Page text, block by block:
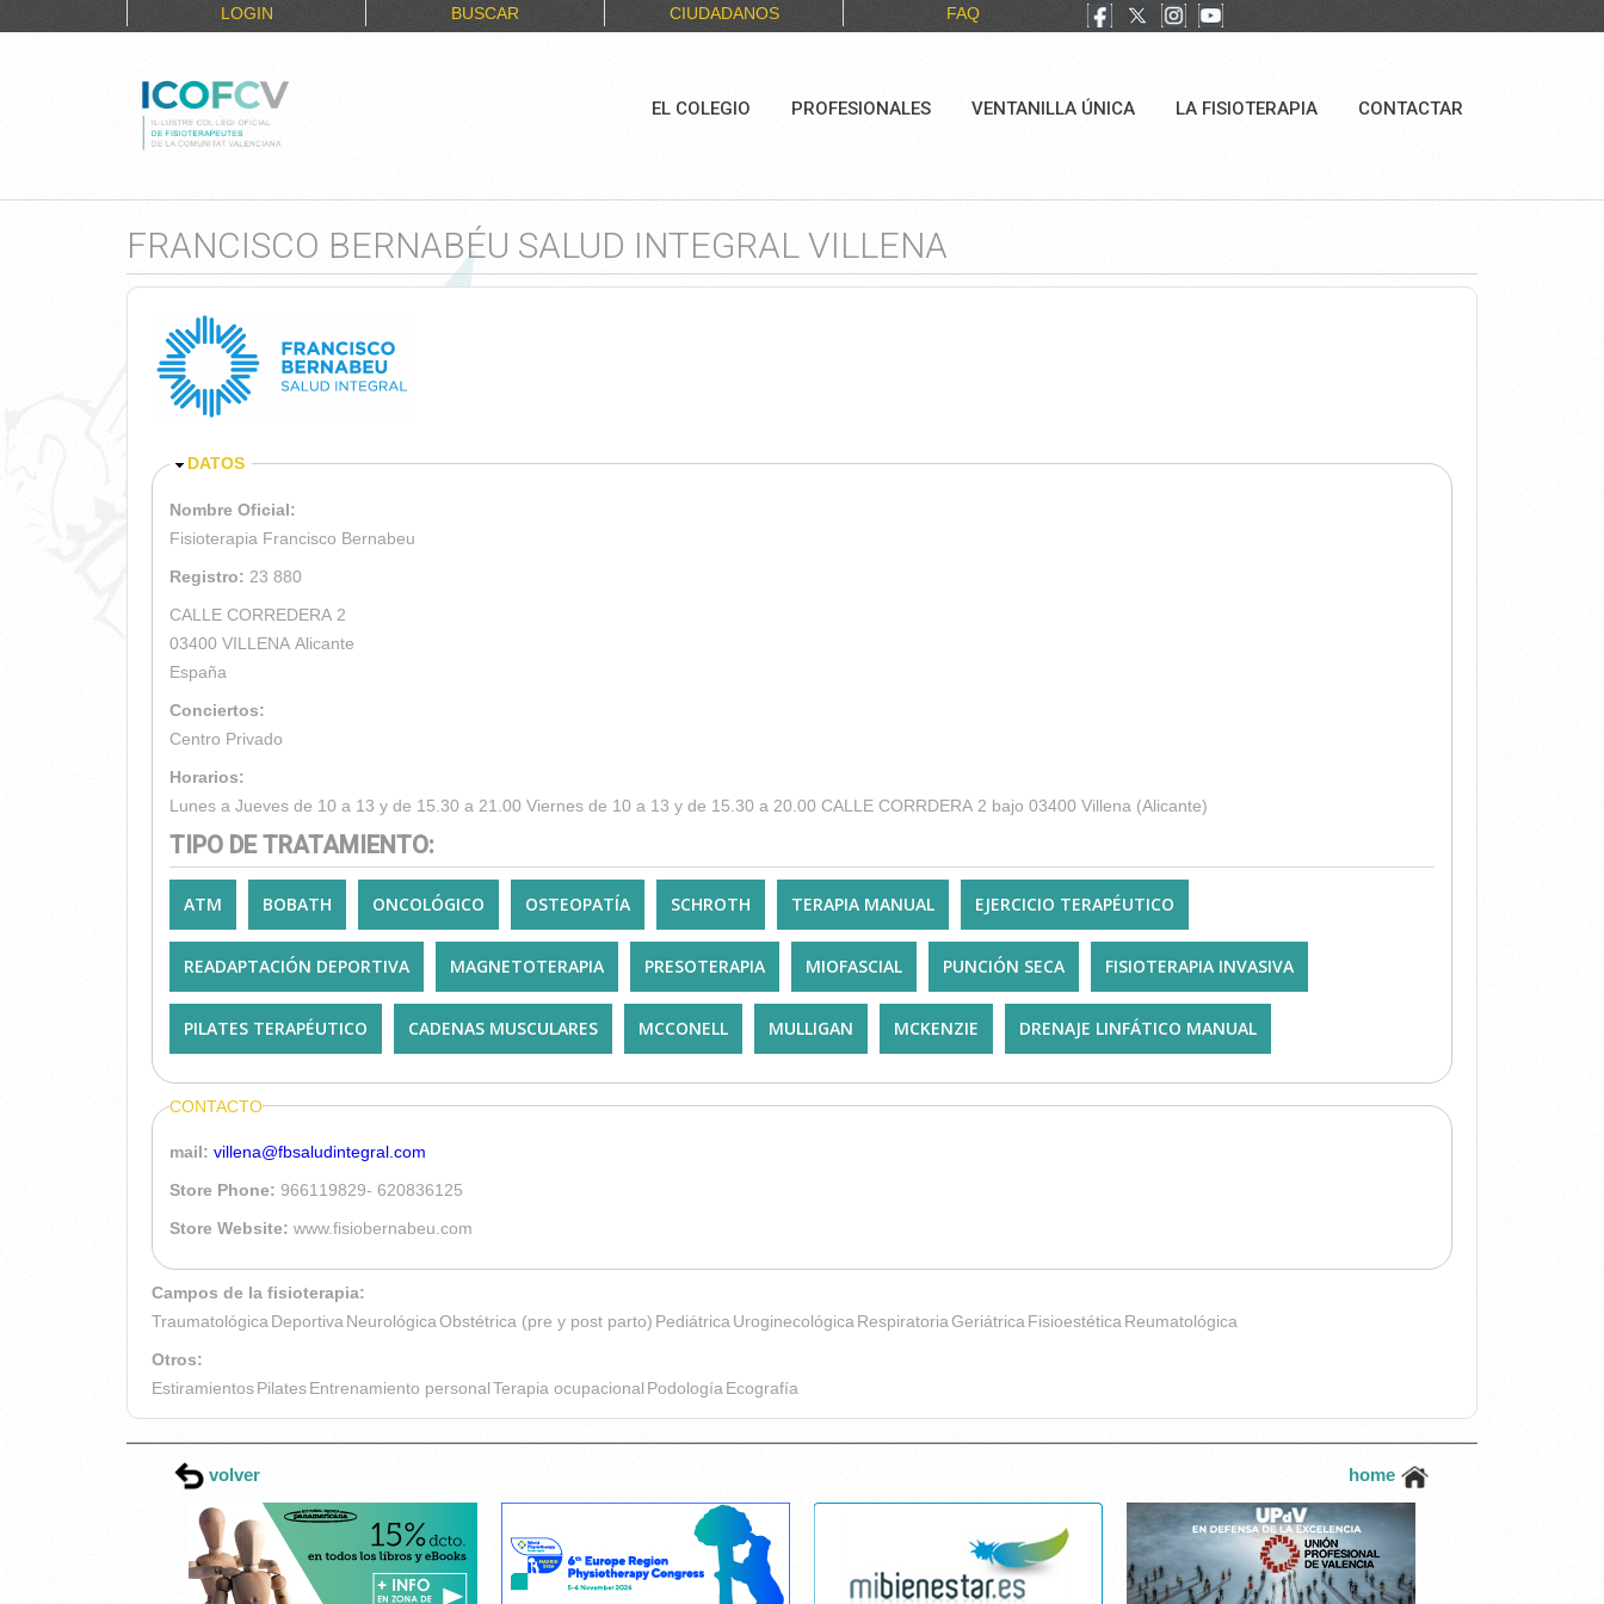
LOGIN BUSCAR CIUDADANOS FAQ
EL COLEGIO PROFESIONALES VENTANILLA ÚNICA LA FISIOTERAPIA CONTACTAR
FRANCISCO BERNABÉU SALUD INTEGRAL VILLENA
OCULTAR
DATOS
Nombre Oficial:
Fisioterapia Francisco Bernabeu
Registro: 23 880
CALLE CORREDERA 2
03400 VILLENA Alicante
España
Conciertos:
Centro Privado
Horarios:
Lunes a Jueves de 10 a 13 y de 15.30 a 21.00 Viernes de 10 a 13 y de 15.30 a 20.00 CALLE CORRDERA 2 bajo 03400 Villena (Alicante)
TIPO DE TRATAMIENTO:
ATM BOBATH ONCOLÓGICO OSTEOPATÍA SCHROTH TERAPIA MANUAL EJERCICIO TERAPÉUTICO
READAPTACIÓN DEPORTIVA MAGNETOTERAPIA PRESOTERAPIA MIOFASCIAL PUNCIÓN SECA FISIOTERAPIA INVASIVA
PILATES TERAPÉUTICO CADENAS MUSCULARES MCCONELL MULLIGAN MCKENZIE DRENAJE LINFÁTICO MANUAL
CONTACTO
mail: villena@fbsaludintegral.com
Store Phone: 966119829- 620836125
Store Website: www.fisiobernabeu.com
Campos de la fisioterapia:
Traumatológica Deportiva NeurológicaObstétrica (pre y post parto) Pediátrica Uroginecológica RespiratoriaGeriátrica Fisioestética Reumatológica
Otros:
EstiramientosPilatesEntrenamiento personalTerapia ocupacional Podología Ecografía
volver home